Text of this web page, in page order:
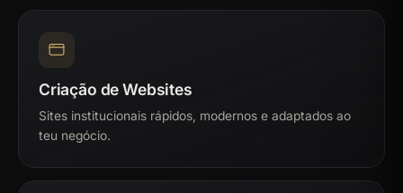
Criação de Websites
Sites institucionais rápidos, modernos e adaptados ao
teu negócio.